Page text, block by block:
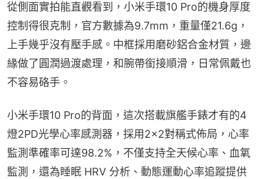
從側面實拍能直觀看到，小米手環10 Pro的機身厚度
控制得很克制，官方數據為9.7mm，重量僅21.6g，
上手幾乎沒有壓手感。中框採用磨砂鋁合金材質，邊
緣做了圓潤過渡處理，和腕帶銜接順滑，日常佩戴也
不容易硌手。
小米手環10 Pro的背面，這次搭載旗艦手錶才有的4
燈2PD光學心率感測器，採用2×2對稱式佈局，心率
監測準確率可達98.2%，不僅支持全天候心率、血氧
監測，還為睡眠 HRV 分析、動態運動心率追蹤提供